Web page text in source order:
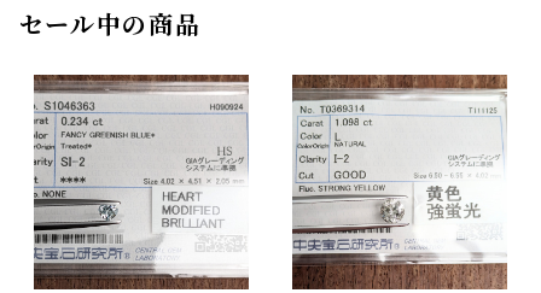
セール中の商品